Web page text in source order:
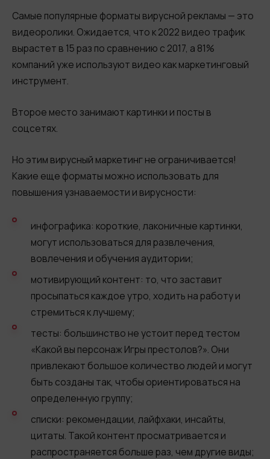
Самые популярные форматы вирусной рекламы — это
видеоролики. Ожидается, что к 2022 видео трафик
вырастет в 15 раз по сравнению с 2017, а 81%
компаний уже используют видео как маркетинговый
инструмент.
Второе место занимают картинки и посты в
соцсетях.
Но этим вирусный маркетинг не ограничивается!
Какие еще форматы можно использовать для
повышения узнаваемости и вирусности:
инфографика: короткие, лаконичные картинки,
могут использоваться для развлечения,
вовлечения и обучения аудитории;
мотивирующий контент: то, что заставит
просыпаться каждое утро, ходить на работу и
стремиться к лучшему;
тесты: большинство не устоит перед тестом
«Какой вы персонаж Игры престолов?». Они
привлекают большое количество людей и могут
быть созданы так, чтобы ориентироваться на
определенную группу;
списки: рекомендации, лайфхаки, инсайты,
цитаты. Такой контент просматривается и
распространяется больше раз, чем другие виды;